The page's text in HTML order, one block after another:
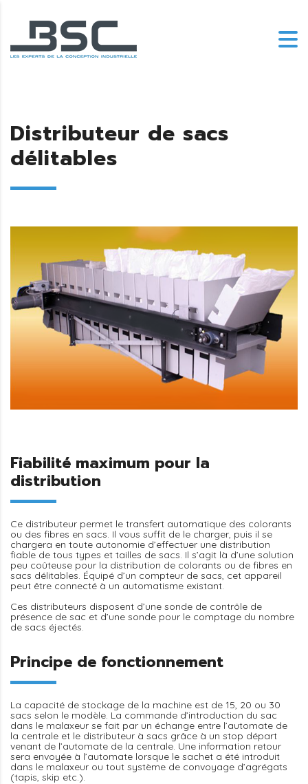
Distributeur de sacs
délitables
Fiabilité maximum pour la
distribution
Ce distributeur permet le transfert automatique des colorants
ou des fibres en sacs. Il vous suffit de le charger, puis il se
chargera en toute autonomie d’effectuer une distribution
fiable de tous types et tailles de sacs. Il s’agit là d’une solution
peu coûteuse pour la distribution de colorants ou de fibres en
sacs délitables. Équipé d’un compteur de sacs, cet appareil
peut être connecté à un automatisme existant.
Ces distributeurs disposent d’une sonde de contrôle de
présence de sac et d’une sonde pour le comptage du nombre
de sacs éjectés.
Principe de fonctionnement
La capacité de stockage de la machine est de 15, 20 ou 30
sacs selon le modèle. La commande d’introduction du sac
dans le malaxeur se fait par un échange entre l’automate de
la centrale et le distributeur à sacs grâce à un stop départ
venant de l’automate de la centrale. Une information retour
sera envoyée à l’automate lorsque le sachet a été introduit
dans le malaxeur ou tout système de convoyage d’agrégats
(tapis, skip etc.).